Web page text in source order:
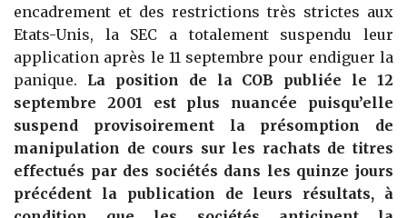
encadrement et des restrictions très strictes aux
Etats-Unis, la SEC a totalement suspendu leur
application après le 11 septembre pour endiguer la
panique. La position de la COB publiée le 12
septembre 2001 est plus nuancée puisqu’elle
suspend provisoirement la présomption de
manipulation de cours sur les rachats de titres
effectués par des sociétés dans les quinze jours
précédent la publication de leurs résultats, à